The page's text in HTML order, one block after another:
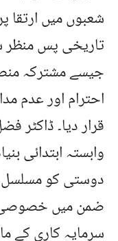
شعبوں میں ارتقا
تاریخی پس منظر
جیسے مشترکہ
احترام اور عدم
قرار دیا۔ ڈاکٹر
وابستہ ابتدائی
دوستی کو
ضمن میں خصوصی
سرمایہ کاری کے